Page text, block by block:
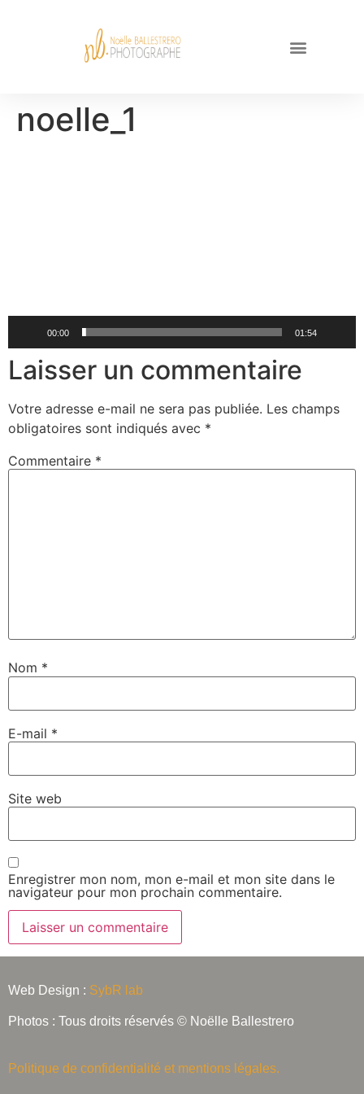
noelle_1
00:00 01:54
Laisser un commentaire
Votre adresse e-mail ne sera pas publiée. Les champs
obligatoires sont indiqués avec *
Commentaire *
Nom *
E-mail *
Site web
Enregistrer mon nom, mon e-mail et mon site dans le
navigateur pour mon prochain commentaire.
Web Design : SybR lab
Photos : Tous droits réservés © Noëlle Ballestrero
Politique de confidentialité et mentions légales.